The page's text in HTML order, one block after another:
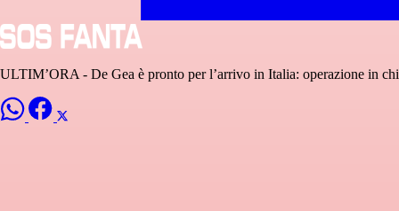
ULTIM’ORA - De Gea è pronto per l’arrivo in Italia: operazione in